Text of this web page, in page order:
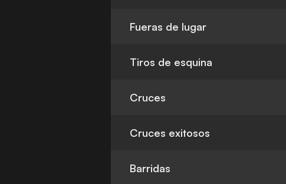
Fueras de lugar
Tiros de esquina
Cruces
Cruces exitosos
Barridas